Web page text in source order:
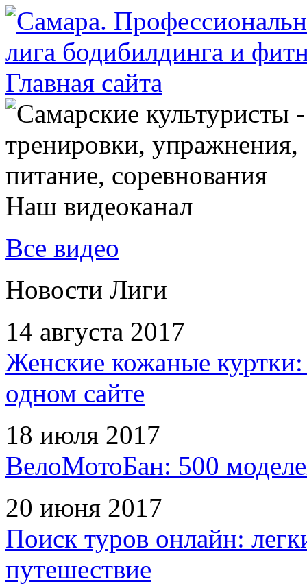
Наш видеоканал
Все видео
Новости Лиги
14 августа 2017
Женские кожаные
одном сайте
18 июля 2017
ВелоМотоБан: 500
20 июня 2017
Поиск туров онлайн:
путешествие